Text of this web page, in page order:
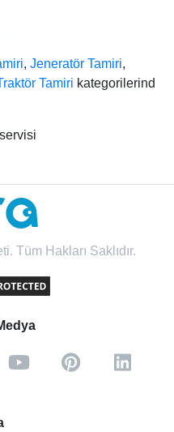
, Jeneratör Tamiri,
Tamiri kategorilerind
Tüm Hakları Saklıdır.